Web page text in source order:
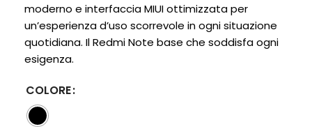
moderno e interfaccia MIUI ottimizzata per
un’esperienza d’uso scorrevole in ogni situazione
quotidiana. Il Redmi Note base che soddisfa ogni
esigenza.
COLORE